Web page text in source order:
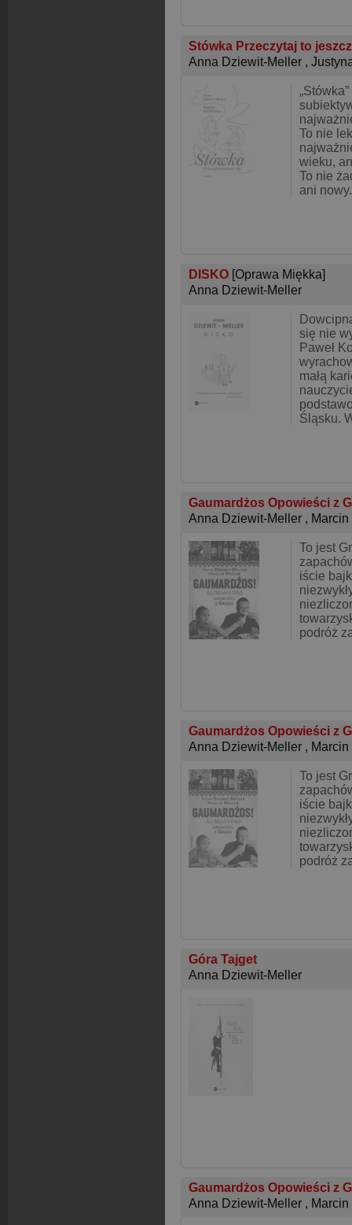
Stówka Przeczytaj to
Anna Dziewit-Meller ,
To nie
wieku,
To nie
ani
DISKO [Oprawa Miękka]
Anna Dziewit-Meller
się nie
Paweł
małą
Śląsku.
Gaumardżos Opowieści z
Anna Dziewit-Meller ,
To jest
iście
podróż
Gaumardżos Opowieści z
Anna Dziewit-Meller ,
To jest
iście
podróż
Góra Tajget
Anna Dziewit-Meller
Gaumardżos Opowieści z
Anna Dziewit-Meller ,